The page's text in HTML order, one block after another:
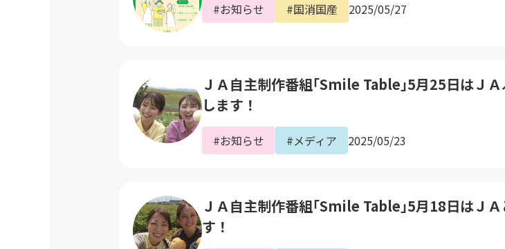
#お知らせ #国消国産 2025/05/27
ＪＡ自主制作番組｢Smile Table｣5月25日はＪ
します！
#お知らせ #メディア 2025/05/23
ＪＡ自主制作番組｢Smile Table｣5月18日はＪ
す！